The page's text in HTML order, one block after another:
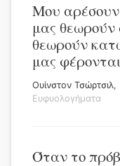
Μου αρέσουν
μας θεωρούν
θεωρούν
μας
Ουίνστον Τσώρτσιλ,
Ευφυολογήματα
Όταν το